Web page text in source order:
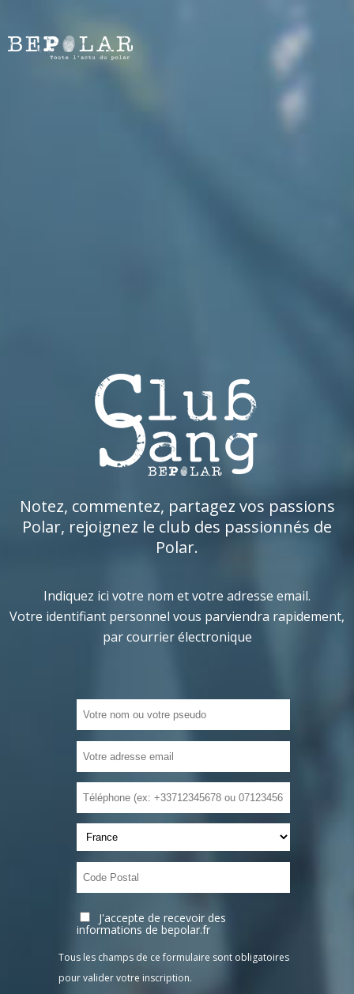
Notez, commentez, partagez vos passions
Polar, rejoignez le club des passionnés de
Polar.
Indiquez ici votre nom et votre adresse email.
Votre identifiant personnel vous parviendra rapidement,
par courrier électronique
J'accepte de recevoir des
informations de bepolar.fr
Tous les champs de ce formulaire sont obligatoires
pour valider votre inscription.